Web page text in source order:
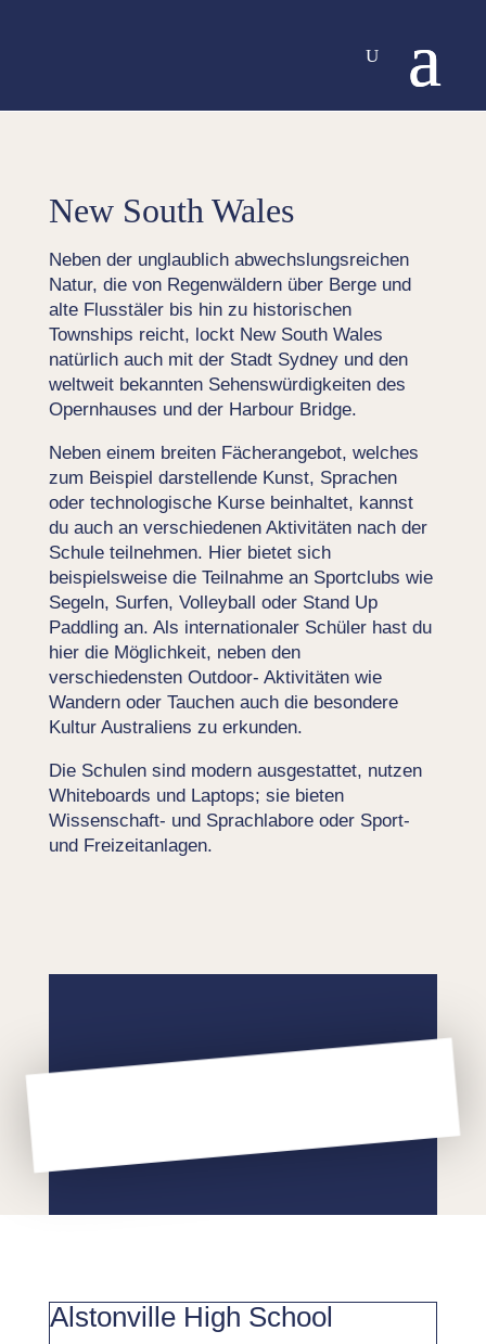
New South Wales
Neben der unglaublich abwechslungsreichen
Natur, die von Regenwäldern über Berge und
alte Flusstäler bis hin zu historischen
Townships reicht, lockt New South Wales
natürlich auch mit der Stadt Sydney und den
weltweit bekannten Sehenswürdigkeiten des
Opernhauses und der Harbour Bridge.
Neben einem breiten Fächerangebot, welches
zum Beispiel darstellende Kunst, Sprachen
oder technologische Kurse beinhaltet, kannst
du auch an verschiedenen Aktivitäten nach der
Schule teilnehmen. Hier bietet sich
beispielsweise die Teilnahme an Sportclubs wie
Segeln, Surfen, Volleyball oder Stand Up
Paddling an. Als internationaler Schüler hast du
hier die Möglichkeit, neben den
verschiedensten Outdoor- Aktivitäten wie
Wandern oder Tauchen auch die besondere
Kultur Australiens zu erkunden.
Die Schulen sind modern ausgestattet, nutzen
Whiteboards und Laptops; sie bieten
Wissenschaft- und Sprachlabore oder Sport-
und Freizeitanlagen.
Alstonville High School